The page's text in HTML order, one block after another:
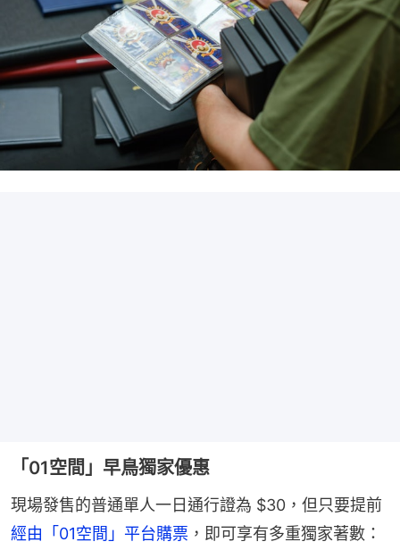
「01空間」早鳥獨家優惠
現場發售的普通單人一日通行證為 $30，但只要提前
經由「01空間」平台購票 ，即可享有多重獨家著數：